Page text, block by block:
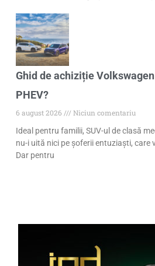
Ghid de achiziție
PHEV?
6 august 2026
Niciun comentariu
Ideal pentru familii, SUV-ul de clasă
nu-i uită nici pe șoferii entuziaști, care
Dar pentru